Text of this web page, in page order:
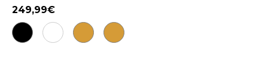
249,99